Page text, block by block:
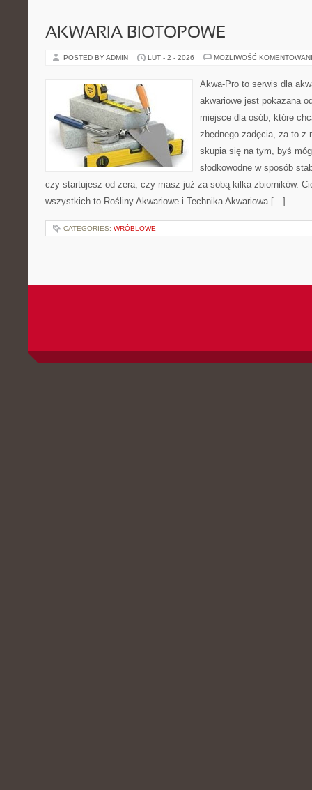
AKWARIA BIOTOPOWE
POSTED BY ADMIN LUT - 2 - 2026 MOŻLIWOŚĆ
Akwa-Pro to serwis dla
akwariowe jest pokazana
miejsce dla osób, które
zbędnego zadęcia, za to z
skupia się na tym, byś
słodkowodne w sposób
czy startujesz od zera, czy masz już za sobą kilka zbiorników.
wszystkich to Rośliny Akwariowe i Technika Akwariowa […]
CATEGORIES: WRÓBLOWE